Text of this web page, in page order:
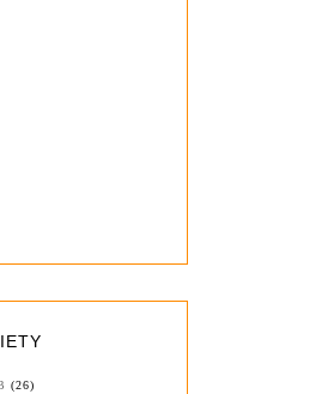
(26)